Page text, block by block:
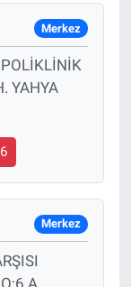
Merkez
YAHYA
Merkez
A